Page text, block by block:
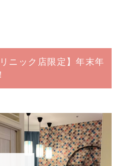
ニック店限定】年末年